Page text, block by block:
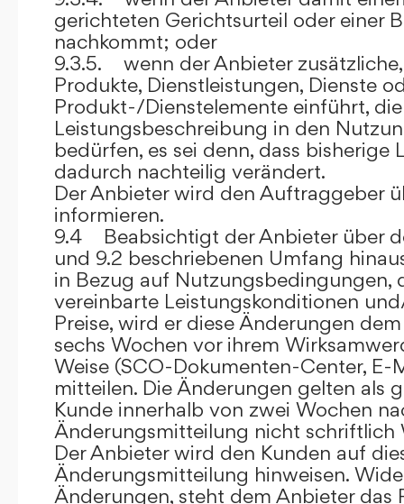
gerichteten Gerichtsurteil oder einer
nachkommt; oder
9.3.5. wenn der Anbieter
Produkte, Dienstleistungen, Dienste
Produkt-/Dienstelemente einführt,
Leistungsbeschreibung in den
bedürfen, es sei denn, dass bisherige
dadurch nachteilig verändert.
Der Anbieter wird den Auftraggeber
informieren.
9.4 Beabsichtigt der Anbieter über
und 9.2 beschriebenen Umfang
in Bezug auf Nutzungsbedingungen,
vereinbarte Leistungskonditionen
Preise, wird er diese Änderungen
sechs Wochen vor ihrem
Weise (SCO-Dokumenten-Center, E-
mitteilen. Die Änderungen gelten als
Kunde innerhalb von zwei Wochen
Änderungsmitteilung nicht schriftlich
Der Anbieter wird den Kunden auf
Änderungsmitteilung hinweisen.
Änderungen, steht dem Anbieter das